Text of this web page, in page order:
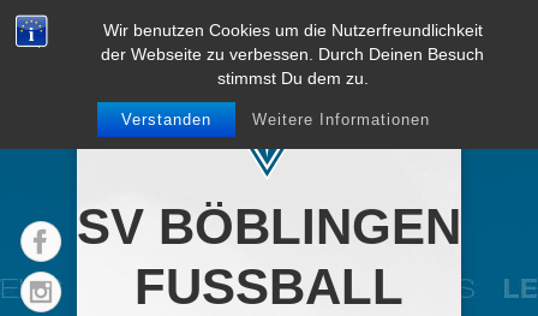
Wir benutzen Cookies um die Nutzerfreundlichkeit
der Webseite zu verbessen. Durch Deinen Besuch
stimmst Du dem zu.
Verstanden Weitere Informationen
SV BÖBLINGEN
FUSSBALL